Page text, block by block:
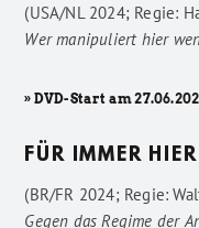
(USA/NL 2024; Regie:
Wer manipuliert hier
» DVD-Start am
FÜR IMMER HIER
(BR/FR 2024; Regie:
Gegen das Regime der